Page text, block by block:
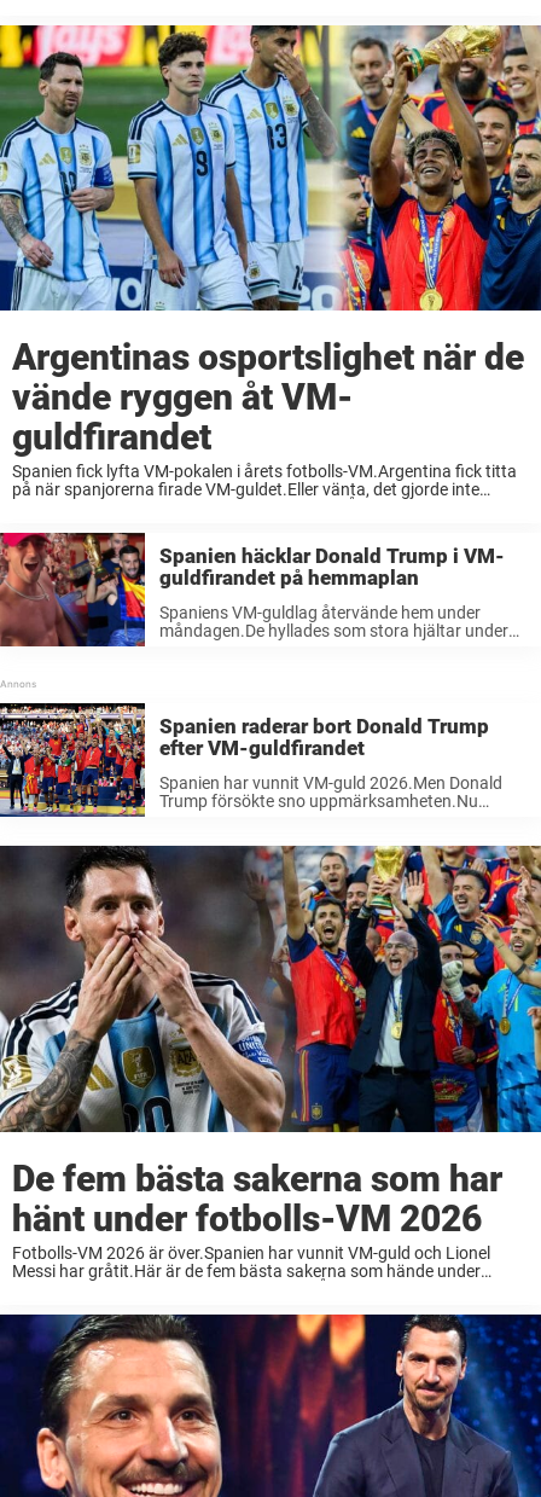
Argentinas osportslighet när de
vände ryggen åt VM-
guldfirandet
Spanien fick lyfta VM-pokalen i årets fotbolls-VM.Argentina fick titta
på när spanjorerna firade VM-guldet.Eller vänta, det gjorde inte
Spanien häcklar Donald Trump i VM-
guldfirandet på hemmaplan
Spaniens VM-guldlag återvände hem under
måndagen.De hyllades som stora hjältar under
Spanien raderar bort Donald Trump
efter VM-guldfirandet
Spanien har vunnit VM-guld 2026.Men Donald
Trump försökte sno uppmärksamheten.Nu
guld genom att besegra Argentina med 2-1 i
finalen av fotbolls-VM 2026. Men mycket har ...
De fem bästa sakerna som har
hänt under fotbolls-VM 2026
Fotbolls-VM 2026 är över.Spanien har vunnit VM-guld och Lionel
Messi har gråtit.Här är de fem bästa sakerna som hände under